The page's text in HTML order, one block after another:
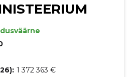
1 372 363 €